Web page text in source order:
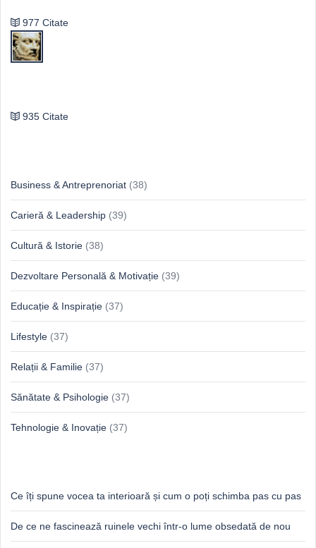
977 Citate
935 Citate
Business & Antreprenoriat (38)
Carieră & Leadership (39)
Cultură & Istorie (38)
Dezvoltare Personală & Motivație (39)
Educație & Inspirație (37)
Lifestyle (37)
Relații & Familie (37)
Sănătate & Psihologie (37)
Tehnologie & Inovație (37)
Ce îți spune vocea ta interioară și cum o poți schimba pas cu pas
De ce ne fascinează ruinele vechi într-o lume obsedată de nou